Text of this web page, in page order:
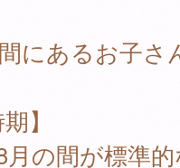
にあるお子さ
】
の間が標準